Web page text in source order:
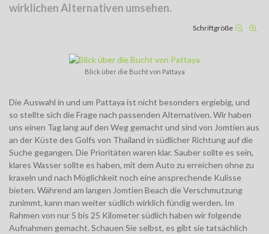
wirklichen Alternativen umsehen.
Schriftgröße
Blick über die Bucht von Pattaya
Die Auswahl in und um Pattaya ist nicht besonders ergiebig, und
so stellte sich die Frage nach passenden Alternativen. Wir haben
uns einen Tag lang auf den Weg gemacht und sind von Jomtien aus
an der Küste des Golfs von Thailand in südlicher Richtung auf die
Suche gegangen. Die Prioritäten waren klar. Sauber sollte es sein,
klares Wasser sollte es haben, mit dem Auto zu erreichen ohne zu
kraxeln und nach Möglichkeit noch eine ansprechende Kulisse
bieten. Während am langen Jomtien Beach die Verschmutzung
zunimmt, kann man weiter südlich wirklich fündig werden. Im
Rahmen von nur 5 bis 25 Kilometer südlich haben wir folgende
Aufnahmen gemacht. Schauen Sie selbst, es gibt sie tatsächlich